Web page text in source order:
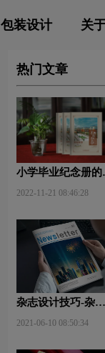
包装设计 关
热门文章
小学毕业纪念册的
2022-11-21 08:46:28
杂志设计技巧-杂志
手法？
2021-06-10 08:50:34